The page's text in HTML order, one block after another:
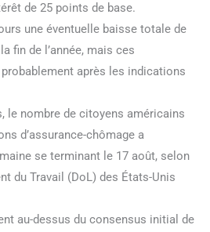
de 25 points de base.
une éventuelle baisse totale de
fin de l’année, mais ces
après les indications
le nombre de citoyens américains
d’assurance-chômage a
se terminant le 17 août, selon
du Travail (DoL) des États-Unis
au-dessus du consensus initial de